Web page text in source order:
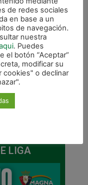
acompañó a
LIGA
de redes sociales
en base a un
de navegación.
nuestra
. Puedes
el botón “Aceptar”
modificar su
cookies" o declinar